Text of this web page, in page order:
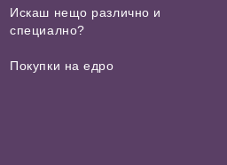
Искаш нещо различно и
специално?
Покупки на едро